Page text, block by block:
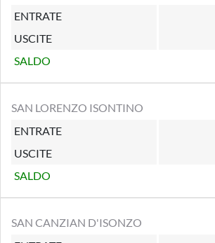
ENTRATE
USCITE
SALDO
SAN LORENZO ISONTINO
ENTRATE
USCITE
SALDO
SAN CANZIAN D'ISONZO